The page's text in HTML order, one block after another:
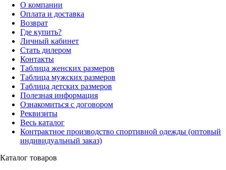
О компании
Оплата и доставка
Возврат
Где купить?
Личный кабинет
Стать дилером
Контакты
Таблица женских размеров
Таблица мужских размеров
Таблица детских размеров
Полезная информация
Ознакомиться с договором
Реквизиты
Весь каталог
Контрактное производство спортивной одежды (оптовый
индивидуальный заказ)
Каталог товаров